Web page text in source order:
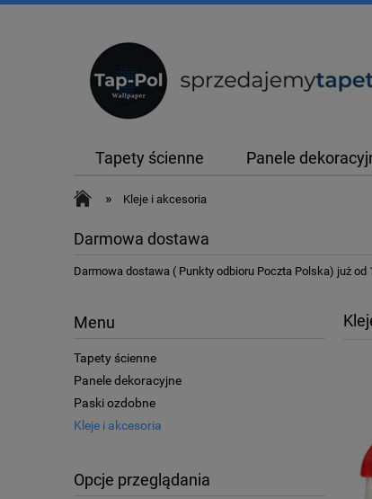
Tapety ścienne Panele
» Kleje i akcesoria
Darmowa dostawa
Darmowa dostawa ( Punkty odbioru Poczta Polska) już od
Menu
Tapety ścienne
Panele dekoracyjne
Paski ozdobne
Kleje i akcesoria
Opcje przeglądania